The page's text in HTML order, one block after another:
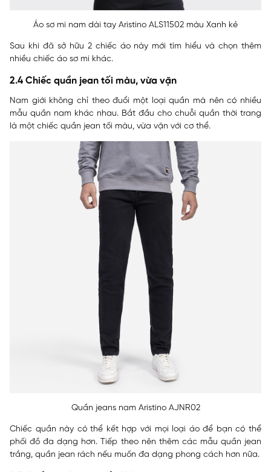
Áo sơ mi nam dài tay Aristino ALS11502 màu Xanh kẻ
Sau khi đã sở hữu 2 chiếc áo này mới tìm hiểu và chọn thêm
nhiều chiếc áo sơ mi khác.
2.4 Chiếc quần jean tối màu, vừa vặn
Nam giới không chỉ theo đuổi một loại quần mà nên có nhiều
mẫu quần nam khác nhau. Bắt đầu cho chuỗi quần thời trang
là một chiếc quần jean tối màu, vừa vặn với cơ thể.
Quần jeans nam Aristino AJNR02
Chiếc quần này có thể kết hợp với mọi loại áo để bạn có thể
phối đồ đa dạng hơn. Tiếp theo nên thêm các mẫu quần jean
trắng, quần jean rách nếu muốn đa dạng phong cách hơn nữa.